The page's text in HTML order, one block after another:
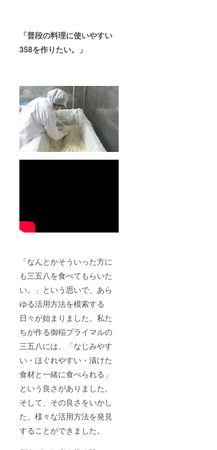
「普段の料理に使いやすい
358を作りたい。」
「なんとかそういった方に
も三五八を食べてもらいた
い。」という思いで、あら
ゆる活用方法を模索する
日々が始まりました。私た
ちが作る御稲プライマルの
三五八には、「なじみやす
い・ほぐれやすい・漬けた
食材と一緒に食べられる」
という良さがありました。
そして、その良さをいかし
た、様々な活用方法を発見
することができました。